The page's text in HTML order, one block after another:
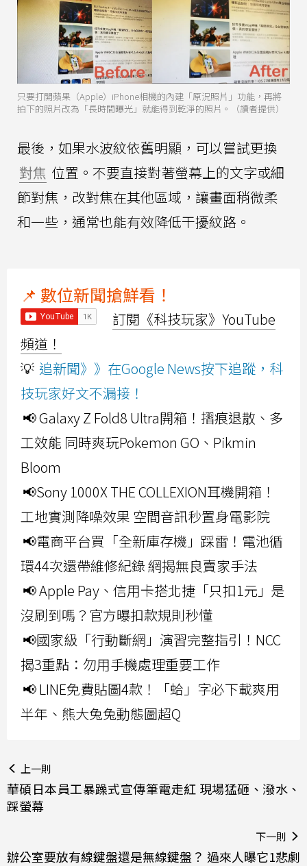
只要打開蘋果（Apple）iPhone相機的內建「原況照片」功能，再將
拍下的照片改為「長時間曝光」就能得到乾淨的照片。（讀者提供）
最後，如果水波紋依舊明顯，可以嘗試更換
對焦 位置。不要直接對著螢幕上的文字或細
節對焦，改對焦在其他區域，讓畫面稍微柔
和一些，通常也能有效降低干擾紋路。
📌 數位新聞搶鮮看！
訂閱《科技玩家》YouTube
頻道！
💡 追新聞》》在Google News按下追蹤，科
技玩家好文不漏接！
📢 Galaxy Z Fold8 Ultra開箱！摺痕退散、多
工效能 同時爽玩Pokemon GO、Pikmin
Bloom
📢Sony 1000X THE COLLEXION耳機開箱！
工地實測降噪效果 空間音訊秒置身電影院
📢電商平台買「全新庫存機」踩雷！電池循
環44次還帶維修紀錄 網揭無良賣家手法
📢 Apple Pay、信用卡搭北捷「只扣1元」是
沒刷到嗎？官方曝扣款規則秒懂
📢國家級「行動斷網」演習完整指引！NCC
揭3重點：勿用手機處理重要工作
📢 LINE免費貼圖4款！「蛤」字必下載爽用
半年、熊大兔兔動態圖超Q
上一則
華碩日本員工暴躁式宣傳筆電走紅 現場猛砸、潑水、
踩螢幕
下一則
辦公室要放有線鍵盤還是無線鍵盤？ 過來人曝它1悲劇